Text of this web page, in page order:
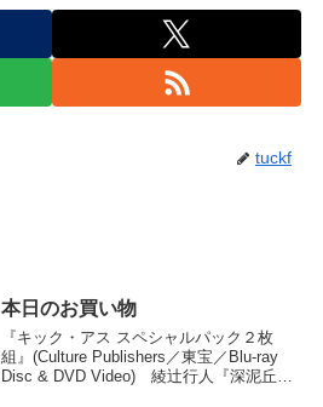
tuckf
本日のお買い物
『キック・アス スペシャルパック２枚
組』(Culture Publishers／東宝／Blu-ray
Disc & DVD Video) 綾辻行人『深泥丘奇